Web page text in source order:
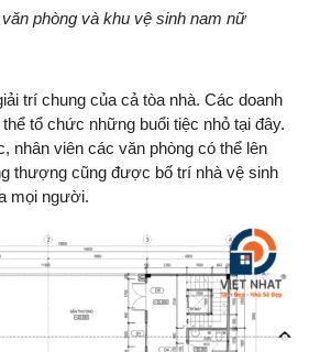
phòng và khu vệ sinh nam nữ
trí chung của cả tòa nhà. Các doanh
tổ chức những buổi tiệc nhỏ tại đây.
nhân viên các văn phòng có thể lên
thượng cũng được bố trí nhà vệ sinh
mọi người.